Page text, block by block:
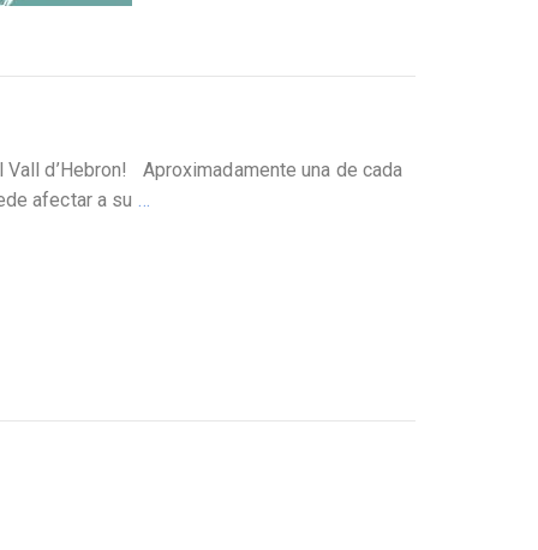
d’Hebron! Aproximadamente una de cada
afectar a su